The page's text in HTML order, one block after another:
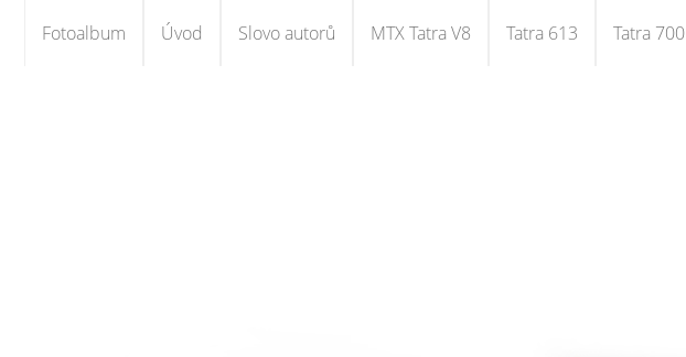
Fotoalbum Úvod Slovo autorů MTX Tatra V8 Tatra 613 Tatra 700